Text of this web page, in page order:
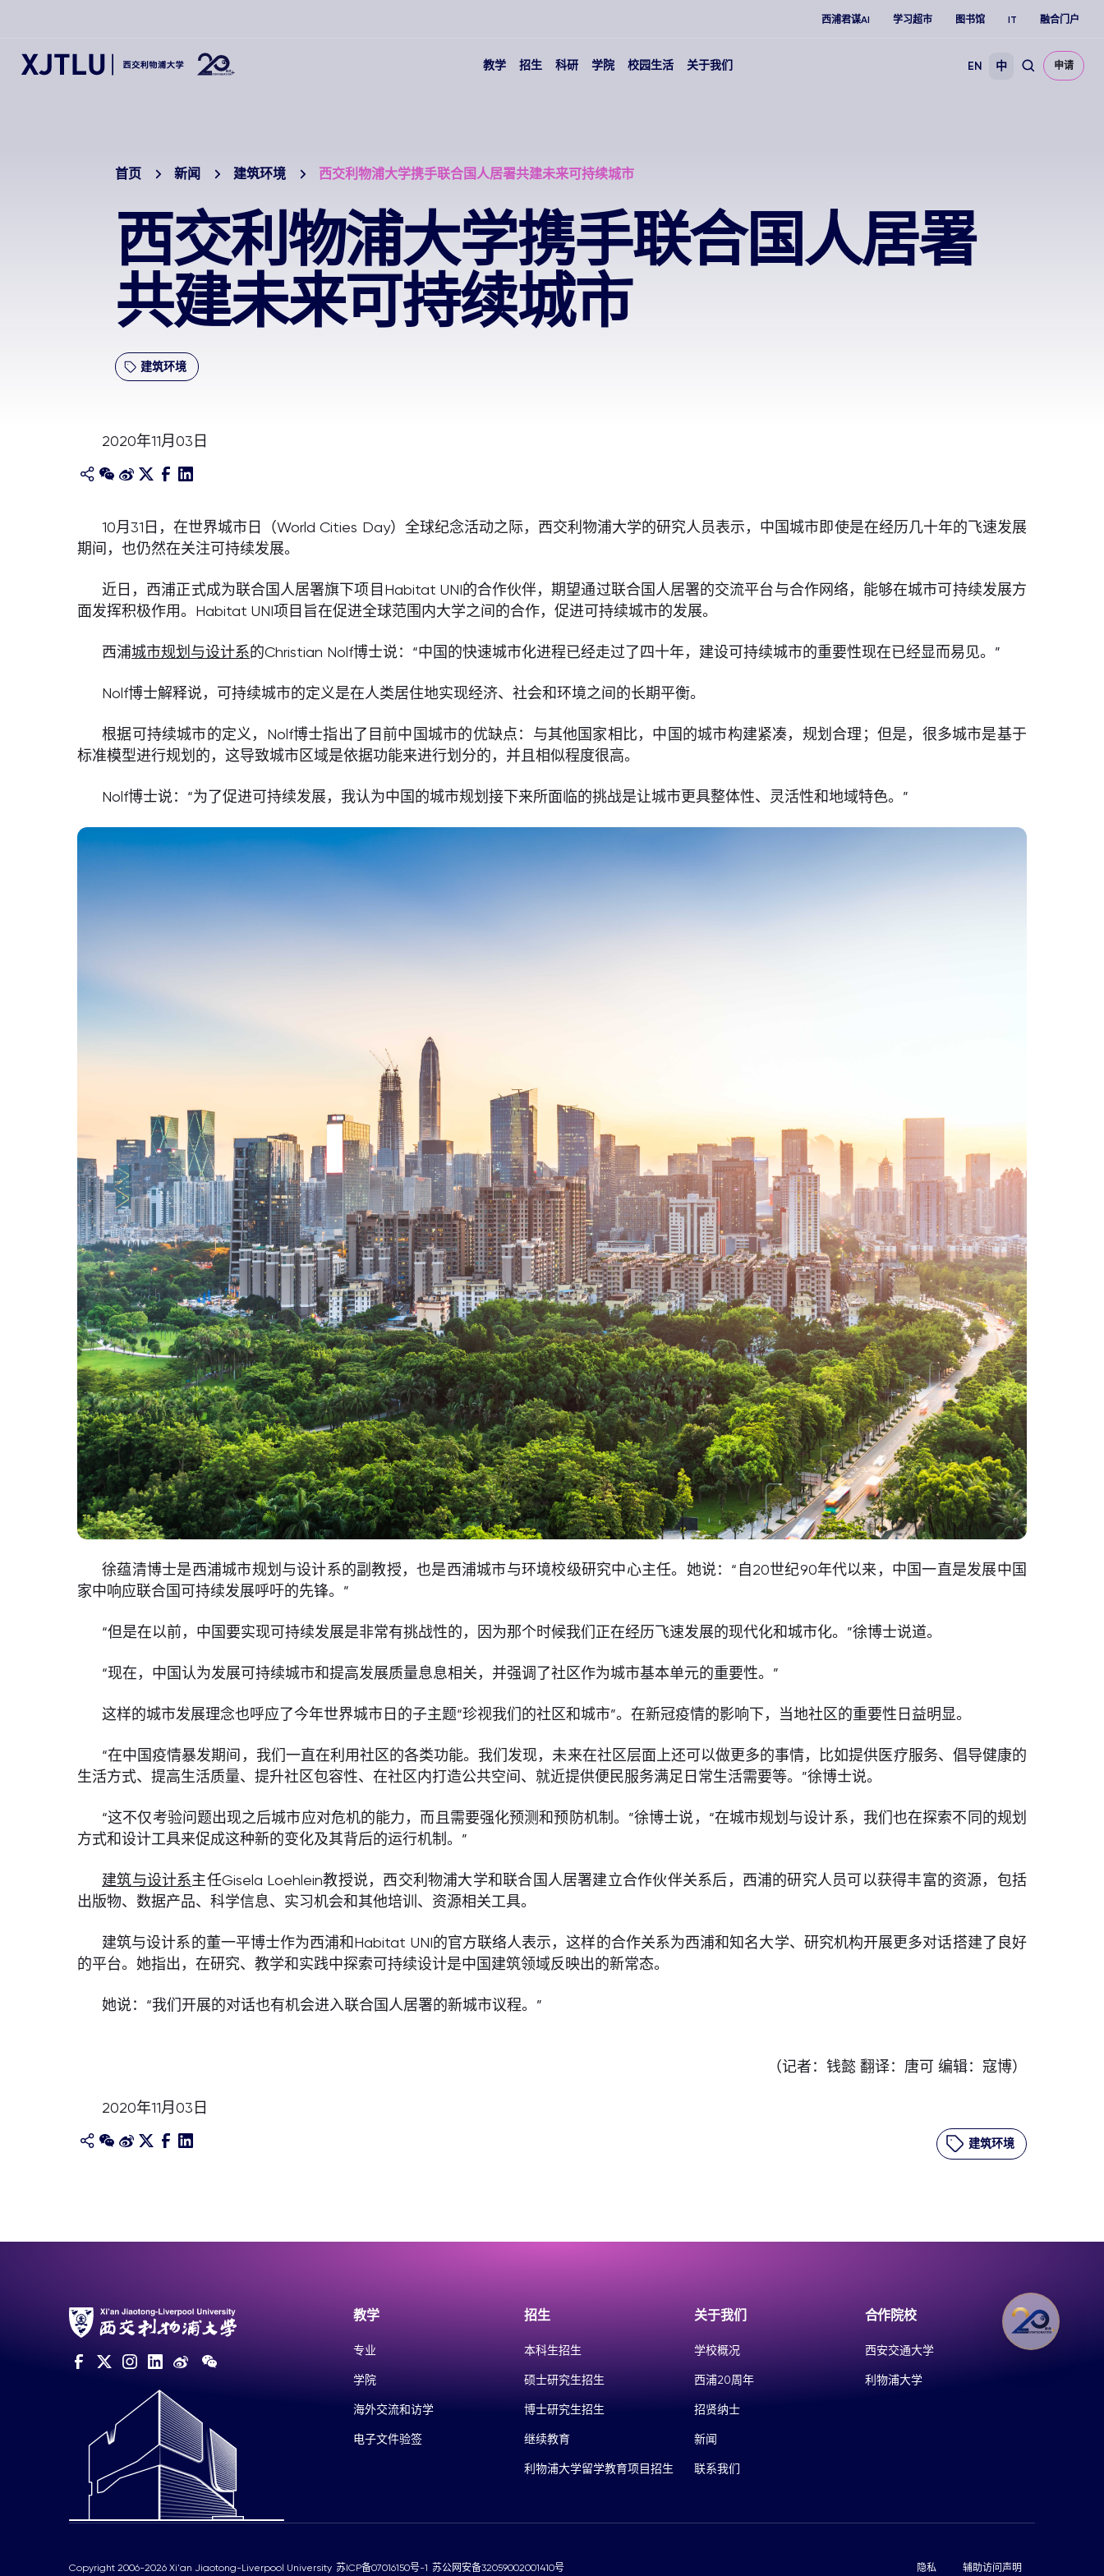
西浦君谋AI 学习超市 图书馆 IT 融合门户
教学 招生 科研 学院 校园生活 关于我们 EN 中 申请
首页 新闻 建筑环境 西交利物浦大学携手联合国人居署共建未来可持续城市
西交利物浦大学携手联合国人居署
共建未来可持续城市
建筑环境
2020年11月03日
10月31日，在世界城市日（World Cities Day）全球纪念活动之际，西交利物浦大学的研究人员表示，中国城市即使是在经历几十年的飞速发展
期间，也仍然在关注可持续发展。
近日，西浦正式成为联合国人居署旗下项目Habitat UNI的合作伙伴，期望通过联合国人居署的交流平台与合作网络，能够在城市可持续发展方
面发挥积极作用。Habitat UNI项目旨在促进全球范围内大学之间的合作，促进可持续城市的发展。
西浦城市规划与设计系的Christian Nolf博士说：“中国的快速城市化进程已经走过了四十年，建设可持续城市的重要性现在已经显而易见。”
Nolf博士解释说，可持续城市的定义是在人类居住地实现经济、社会和环境之间的长期平衡。
根据可持续城市的定义，Nolf博士指出了目前中国城市的优缺点：与其他国家相比，中国的城市构建紧凑，规划合理；但是，很多城市是基于
标准模型进行规划的，这导致城市区域是依据功能来进行划分的，并且相似程度很高。
Nolf博士说：“为了促进可持续发展，我认为中国的城市规划接下来所面临的挑战是让城市更具整体性、灵活性和地域特色。”
徐蕴清博士是西浦城市规划与设计系的副教授，也是西浦城市与环境校级研究中心主任。她说：“自20世纪90年代以来，中国一直是发展中国
家中响应联合国可持续发展呼吁的先锋。”
“但是在以前，中国要实现可持续发展是非常有挑战性的，因为那个时候我们正在经历飞速发展的现代化和城市化。”徐博士说道。
“现在，中国认为发展可持续城市和提高发展质量息息相关，并强调了社区作为城市基本单元的重要性。”
这样的城市发展理念也呼应了今年世界城市日的子主题“珍视我们的社区和城市”。在新冠疫情的影响下，当地社区的重要性日益明显。
“在中国疫情暴发期间，我们一直在利用社区的各类功能。我们发现，未来在社区层面上还可以做更多的事情，比如提供医疗服务、倡导健康的
生活方式、提高生活质量、提升社区包容性、在社区内打造公共空间、就近提供便民服务满足日常生活需要等。”徐博士说。
“这不仅考验问题出现之后城市应对危机的能力，而且需要强化预测和预防机制。”徐博士说，“在城市规划与设计系，我们也在探索不同的规划
方式和设计工具来促成这种新的变化及其背后的运行机制。”
建筑与设计系主任Gisela Loehlein教授说，西交利物浦大学和联合国人居署建立合作伙伴关系后，西浦的研究人员可以获得丰富的资源，包括
出版物、数据产品、科学信息、实习机会和其他培训、资源相关工具。
建筑与设计系的董一平博士作为西浦和Habitat UNI的官方联络人表示，这样的合作关系为西浦和知名大学、研究机构开展更多对话搭建了良好
的平台。她指出，在研究、教学和实践中探索可持续设计是中国建筑领域反映出的新常态。
她说：“我们开展的对话也有机会进入联合国人居署的新城市议程。”
（记者：钱懿 翻译：唐可 编辑：寇博）
2020年11月03日
建筑环境
教学
专业
学院
海外交流和访学
电子文件验签
招生
本科生招生
硕士研究生招生
博士研究生招生
继续教育
利物浦大学留学教育项目招生
关于我们
学校概况
西浦20周年
招贤纳士
新闻
联系我们
合作院校
西安交通大学
利物浦大学
Copyright 2006-2026 Xi'an Jiaotong-Liverpool University 苏ICP备07016150号-1 苏公网安备32059002001410号 隐私 辅助访问声明